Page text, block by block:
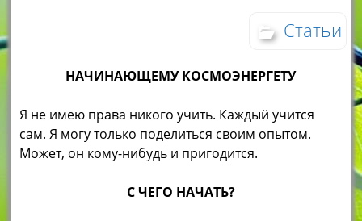
Статьи
НАЧИНАЮЩЕМУ КОСМОЭНЕРГЕТУ
Я не имею права никого учить. Каждый учится
сам. Я могу только поделиться своим опытом.
Может, он кому-нибудь и пригодится.
С ЧЕГО НАЧАТЬ?